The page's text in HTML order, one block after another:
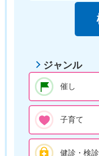
ジャンル
催し
子育て
健診・検診